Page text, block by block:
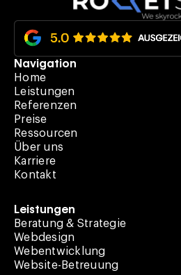
Navigation
Home
Leistungen
Referenzen
Preise
Ressourcen
Über uns
Karriere
Kontakt
Leistungen
Beratung & Strategie
Webdesign
Webentwicklung
Website-Betreuung